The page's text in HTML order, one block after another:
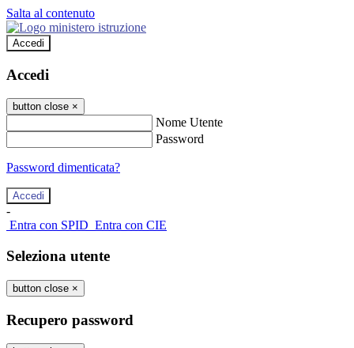
Salta al contenuto
Accedi
Accedi
button close ×
Nome Utente
Password
Password dimenticata?
-
Entra con SPID Entra con CIE
Seleziona utente
button close ×
Recupero password